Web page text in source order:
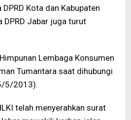
Kota dan Kabupaten
DPRD Jabar juga turut
Lembaga Konsumen
Tumantara saat dihubungi
5/2013).
telah menyerahkan surat